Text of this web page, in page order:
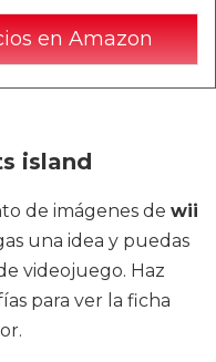
en Amazon
island
de imágenes de wii
una idea y puedas
videojuego. Haz
para ver la ficha